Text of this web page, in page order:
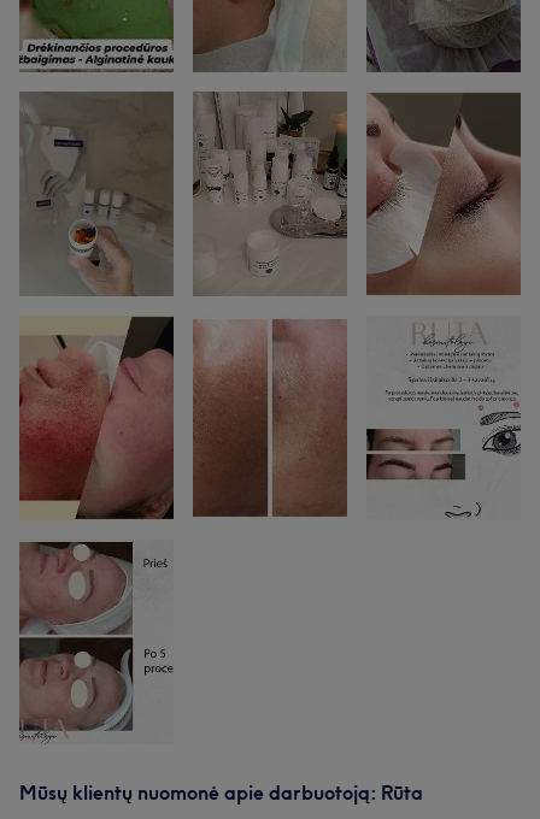
Mūsų klientų nuomonė apie darbuotoją: Rūta